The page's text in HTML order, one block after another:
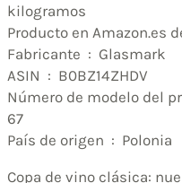
kilogramos
Fabricante ‏ : ‎ Glasmark
ASIN ‏ : ‎ B0BZ14ZHDV
Número de modelo del producto ‏ :
67
País de origen ‏ : ‎ Polonia
Copa de vino clásica: